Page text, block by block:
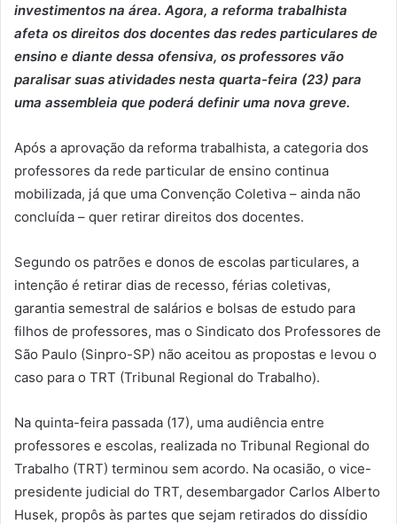
investimentos na área. Agora, a reforma trabalhista
afeta os direitos dos docentes das redes particulares de
ensino e diante dessa ofensiva, os professores vão
paralisar suas atividades nesta quarta-feira (23) para
uma assembleia que poderá definir uma nova greve.
Após a aprovação da reforma trabalhista, a categoria dos
professores da rede particular de ensino continua
mobilizada, já que uma Convenção Coletiva – ainda não
concluída – quer retirar direitos dos docentes.
Segundo os patrões e donos de escolas particulares, a
intenção é retirar dias de recesso, férias coletivas,
garantia semestral de salários e bolsas de estudo para
filhos de professores, mas o Sindicato dos Professores de
São Paulo (Sinpro-SP) não aceitou as propostas e levou o
caso para o TRT (Tribunal Regional do Trabalho).
Na quinta-feira passada (17), uma audiência entre
professores e escolas, realizada no Tribunal Regional do
Trabalho (TRT) terminou sem acordo. Na ocasião, o vice-
presidente judicial do TRT, desembargador Carlos Alberto
Husek, propôs às partes que sejam retirados do dissídio